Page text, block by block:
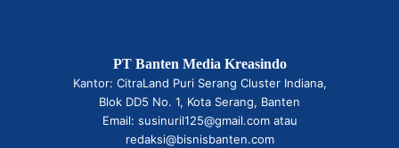
PT Banten Media Kreasindo
Kantor: CitraLand Puri Serang Cluster Indiana,
Blok DD5 No. 1, Kota Serang, Banten
Email: susinuril125@gmail.com atau
redaksi@bisnisbanten.com